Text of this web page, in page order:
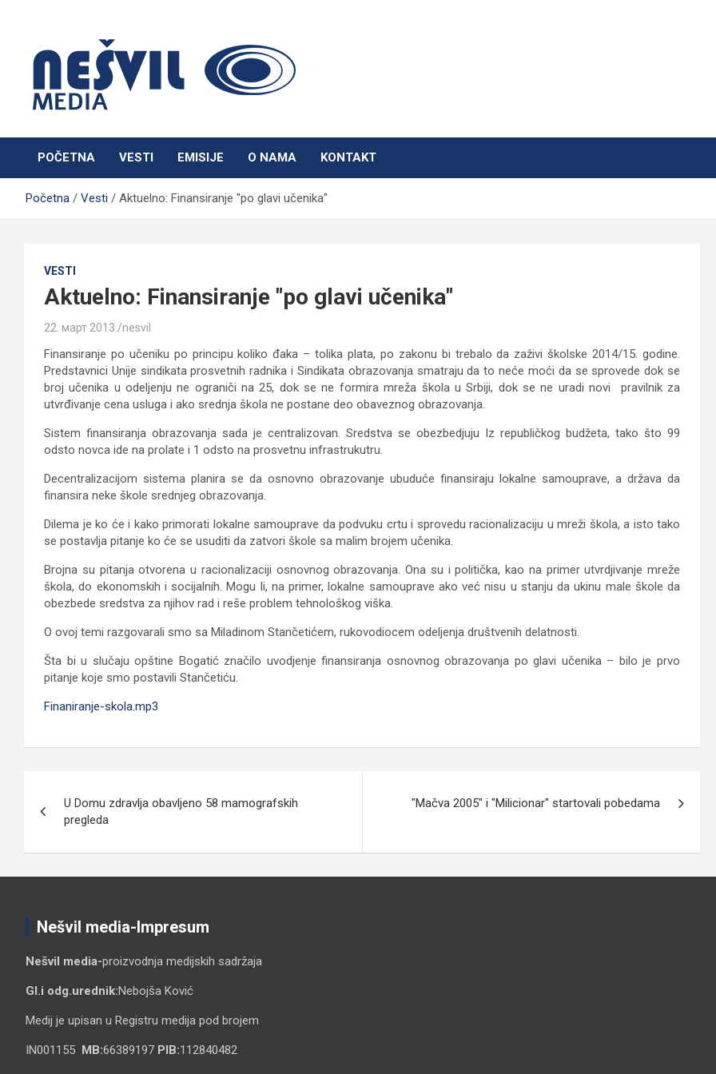
Nešvil Media Bogatić
POČETNA VESTI EMISIJE O NAMA KONTAKT
Početna Vesti Aktuelno: Finansiranje "po glavi učenika"
VESTI
Aktuelno: Finansiranje "po glavi učenika"
22. март 2013. nesvil
Finansiranje po učeniku po principu koliko đaka – tolika plata, po zakonu bi trebalo da zaživi školske 2014/15. godine.
Predstavnici Unije sindikata prosvetnih radnika i Sindikata obrazovanja smatraju da to neće moći da se sprovede dok se
broj učenika u odeljenju ne ograniči na 25, dok se ne formira mreža škola u Srbiji, dok se ne uradi novi pravilnik za
utvrđivanje cena usluga i ako srednja škola ne postane deo obaveznog obrazovanja.
Sistem finansiranja obrazovanja sada je centralizovan. Sredstva se obezbedjuju Iz republičkog budžeta, tako što 99
odsto novca ide na prolate i 1 odsto na prosvetnu infrastrukutru.
Decentralizacijom sistema planira se da osnovno obrazovanje ubuduće finansiraju lokalne samouprave, a država da
finansira neke škole srednjeg obrazovanja.
Dilema je ko će i kako primorati lokalne samouprave da podvuku crtu i sprovedu racionalizaciju u mreži škola, a isto tako
se postavlja pitanje ko će se usuditi da zatvori škole sa malim brojem učenika.
Brojna su pitanja otvorena u racionalizaciji osnovnog obrazovanja. Ona su i politička, kao na primer utvrdjivanje mreže
škola, do ekonomskih i socijalnih. Mogu li, na primer, lokalne samouprave ako već nisu u stanju da ukinu male škole da
obezbede sredstva za njihov rad i reše problem tehnološkog viška.
O ovoj temi razgovarali smo sa Miladinom Stančetićem, rukovodiocem odeljenja društvenih delatnosti.
Šta bi u slučaju opštine Bogatić značilo uvodjenje finansiranja osnovnog obrazovanja po glavi učenika – bilo je prvo
pitanje koje smo postavili Stančetiću.
Finaniranje-skola.mp3
чланка
U Domu zdravlja obavljeno 58 mamografskih
pregleda
"Mačva 2005" i "Milicionar" startovali pobedama
Nešvil media-Impresum
Nešvil media-proizvodnja medijskih sadržaja
Gl.i odg.urednik:Nebojša Ković
Medij je upisan u Registru medija pod brojem
IN001155 MB:66389197 PIB:112840482